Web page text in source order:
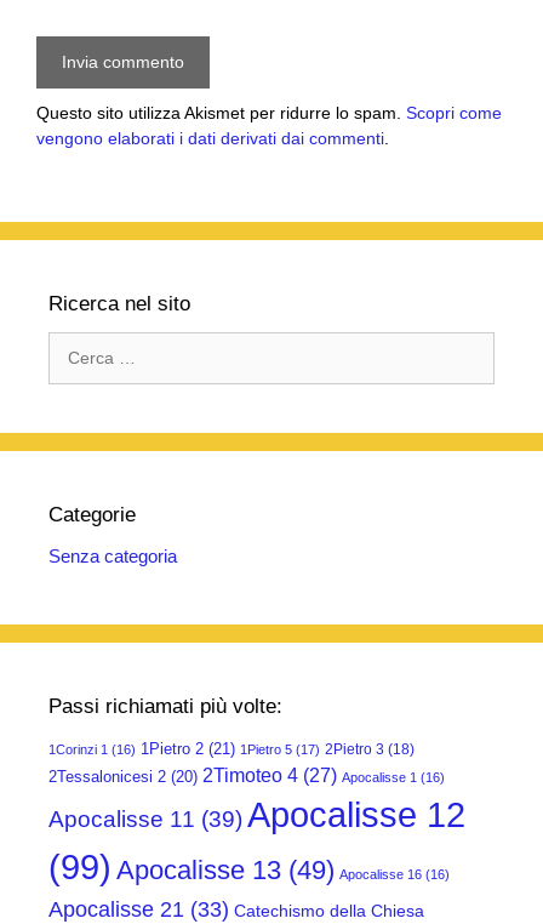
Questo sito utilizza Akismet per ridurre lo spam. Scopri come
vengono elaborati i dati derivati dai commenti.
Ricerca nel sito
per:
Categorie
Senza categoria
Passi richiamati più volte:
1Corinzi 1 (16) 1Pietro 2 (21) 1Pietro 5 (17) 2Pietro 3 (18)
2Tessalonicesi 2 (20) 2Timoteo 4 (27) Apocalisse 1 (16)
Apocalisse 11 (39)Apocalisse 12
(99) Apocalisse 13 (49) Apocalisse 16 (16)
Apocalisse 21 (33) Catechismo della Chiesa